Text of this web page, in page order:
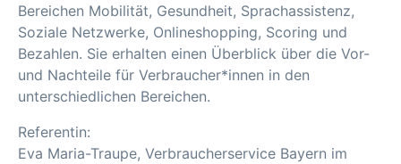
Bereichen Mobilität, Gesundheit, Sprachassistenz,
Soziale Netzwerke, Onlineshopping, Scoring und
Bezahlen. Sie erhalten einen Überblick über die Vor-
und Nachteile für Verbraucher*innen in den
unterschiedlichen Bereichen.
Referentin:
Eva Maria-Traupe, Verbraucherservice Bayern im